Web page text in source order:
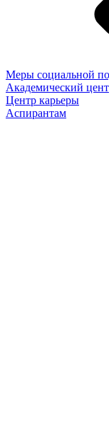
Меры социальной
Академический
Центр карьеры
Аспирантам